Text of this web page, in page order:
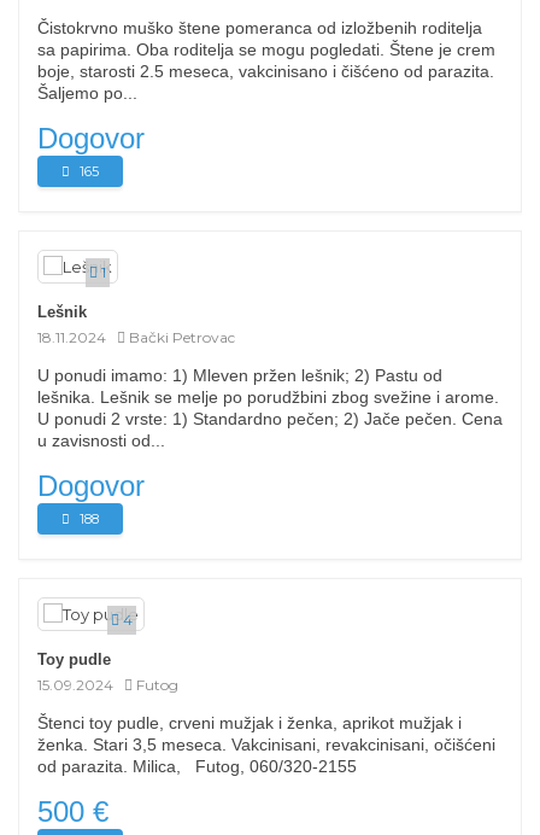
Čistokrvno muško štene pomeranca od izložbenih roditelja
sa papirima. Oba roditelja se mogu pogledati. Štene je crem
boje, starosti 2.5 meseca, vakcinisano i čišćeno od parazita.
Šaljemo po...
Dogovor
165
1
Lešnik
18.11.2024
Bački Petrovac
U ponudi imamo: 1) Mleven pržen lešnik; 2) Pastu od
lešnika. Lešnik se melje po porudžbini zbog svežine i arome.
U ponudi 2 vrste: 1) Standardno pečen; 2) Jače pečen. Cena
u zavisnosti od...
Dogovor
188
4
Toy pudle
15.09.2024
Futog
Štenci toy pudle, crveni mužjak i ženka, aprikot mužjak i
ženka. Stari 3,5 meseca. Vakcinisani, revakcinisani, očišćeni
od parazita. Milica, Futog, 060/320-2155
500 €